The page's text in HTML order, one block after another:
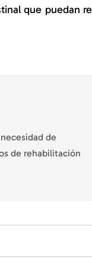
que puedan
de
de rehabilitación